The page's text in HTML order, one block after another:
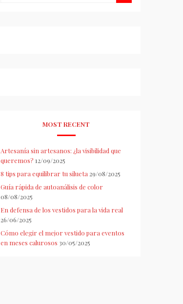
MOST RECENT
Artesanía sin artesanos: ¿la visibilidad que
queremos? 12/09/2025
8 tips para equilibrar tu silueta 29/08/2025
Guía rápida de autoanálisis de color
08/08/2025
En defensa de los vestidos para la vida real
26/06/2025
Cómo elegir el mejor vestido para eventos
en meses calurosos 30/05/2025